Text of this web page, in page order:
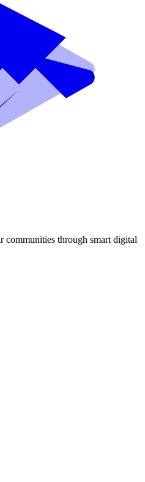
communities through smart digital